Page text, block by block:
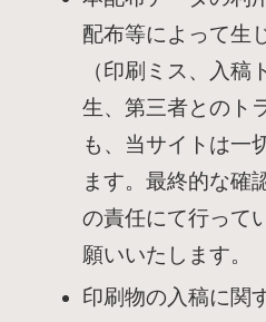
配布等によって生
（印刷ミス、入稿
生、第三者とのト
も、当サイトは一
ます。最終的な確
の責任にて行って
願いいたします。
印刷物の入稿に関